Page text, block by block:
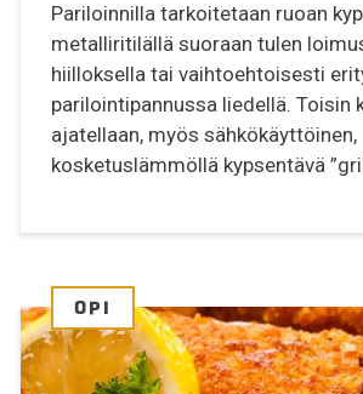
Pariloinnilla tarkoitetaan ruoan
metalliritilällä suoraan tulen
hiilloksella tai vaihtoehtoisesti
parilointipannussa liedellä. Toisin
ajatellaan, myös sähkökäyttöinen,
kosketuslämmöllä kypsentävä
OPI